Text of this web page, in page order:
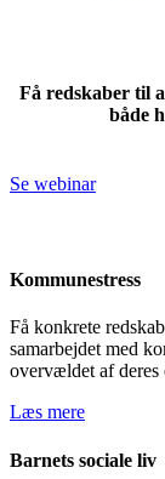
Få redskaber til
både
Se webinar
Kommunestress
Få konkrete
samarbejdet med
overvældet af deres
Læs mere
Barnets sociale liv